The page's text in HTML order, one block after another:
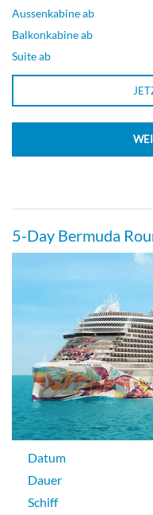
Nach vorne gerichtete
Schlafzimmer und
Familien Suite mit
Suite
Familiensuite mit
und großem Balkon-[SR]
Aussenkabine ab
Balkonkabine ab
Suite ab
5-Day Bermuda
Datum
Dauer
Schiff